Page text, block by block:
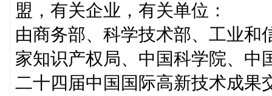
盟，有关企业，有关单位：
由商务部、科学技术部、工业和
家知识产权局、中国科学院、中
二十四届中国国际高新技术成果